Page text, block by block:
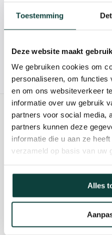
Toestemming
Deze website maakt
We gebruiken cookies om
personaliseren, om functies
en om ons websiteverkeer
informatie over uw gebruik
partners voor social media,
partners kunnen deze
informatie die u aan ze
verzameld op basis van uw
Alles
085-2121757
Hovenier of klusbedrijf?
10% korting!
GERELATEERDE
H-anker - 71mm (L:
Vuurverzinkt